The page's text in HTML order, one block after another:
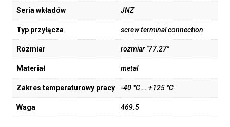
Seria wkładów JNZ
Typ przyłącza screw terminal connection
Rozmiar rozmiar "77.27"
Materiał metal
Zakres temperaturowy pracy -40 °C … +125 °C
Waga 469.5